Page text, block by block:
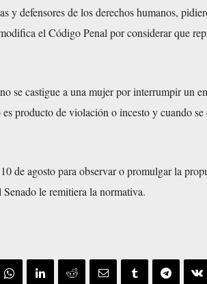
y defensores de los derechos humanos,
el Código Penal por considerar que
se castigue a una mujer por interrumpir un
producto de violación o incesto y cuando
de agosto para observar o promulgar la
le remitiera la normativa.